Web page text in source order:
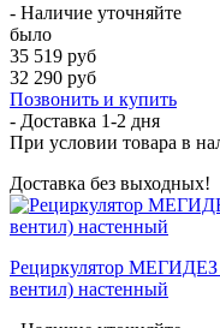
- Наличие уточняйте
было
35 519 руб
32 290 руб
Позвонить и купить
- Доставка 1-2 дня
При условии товара в
Доставка без выходных!
Рециркулятор
вентил) настенный